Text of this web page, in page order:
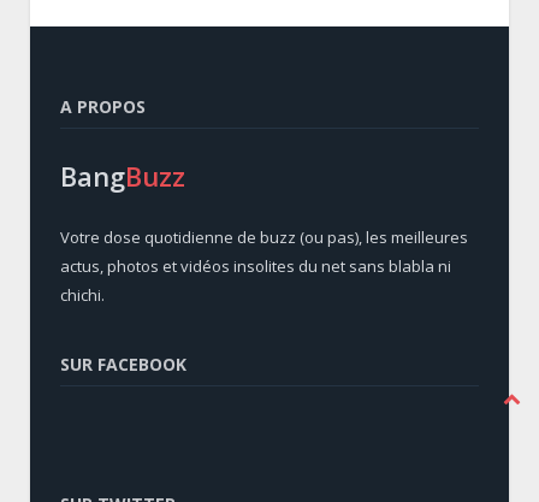
A PROPOS
BangBuzz
Votre dose quotidienne de buzz (ou pas), les meilleures
actus, photos et vidéos insolites du net sans blabla ni
chichi.
SUR FACEBOOK